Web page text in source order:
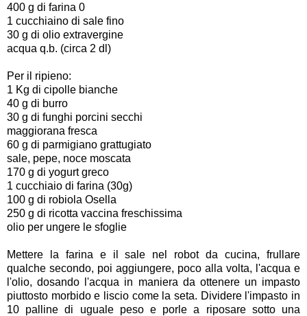
400 g di farina 0
1 cucchiaino di sale fino
30 g di olio extravergine
acqua q.b. (circa 2 dl)
Per il ripieno:
1 Kg di cipolle bianche
40 g di burro
30 g di funghi porcini secchi
maggiorana fresca
60 g di parmigiano grattugiato
sale, pepe, noce moscata
170 g di yogurt greco
1 cucchiaio di farina (30g)
100 g di robiola Osella
250 g di ricotta vaccina freschissima
olio per ungere le sfoglie
Mettere la farina e il sale nel robot da cucina, frullare
qualche secondo, poi aggiungere, poco alla volta, l'acqua e
l'olio, dosando l'acqua in maniera da ottenere un impasto
piuttosto morbido e liscio come la seta. Dividere l'impasto in
10 palline di uguale peso e porle a riposare sotto una